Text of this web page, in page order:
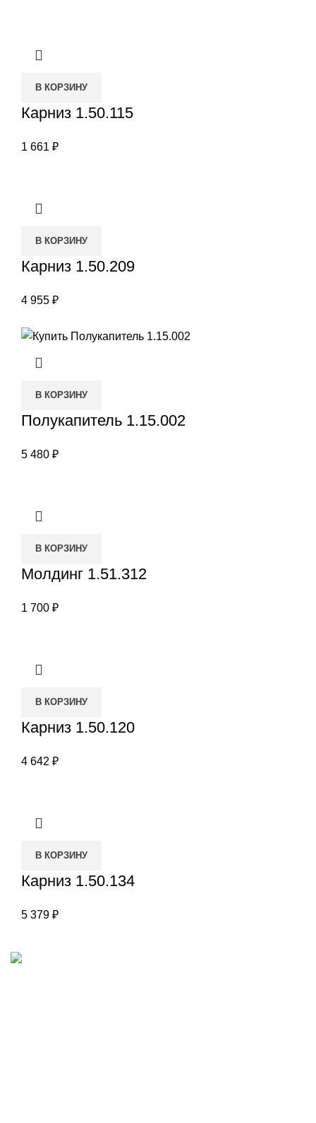
В КОРЗИНУ
Карниз 1.50.115
1 661 ₽
В КОРЗИНУ
Карниз 1.50.209
4 955 ₽
В КОРЗИНУ
Полукапитель 1.15.002
5 480 ₽
В КОРЗИНУ
Молдинг 1.51.312
1 700 ₽
В КОРЗИНУ
Карниз 1.50.120
4 642 ₽
В КОРЗИНУ
Карниз 1.50.134
5 379 ₽